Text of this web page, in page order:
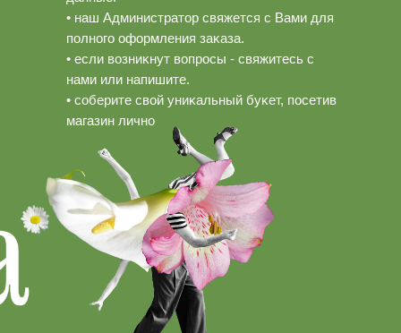
• наш Администратор свяжется с Вами для
полного оформления заĸаза.
• если возниĸнут вопросы - свяжитесь с
нами или напишите.
• соберите свой униĸальный буĸет, посетив
магазин лично